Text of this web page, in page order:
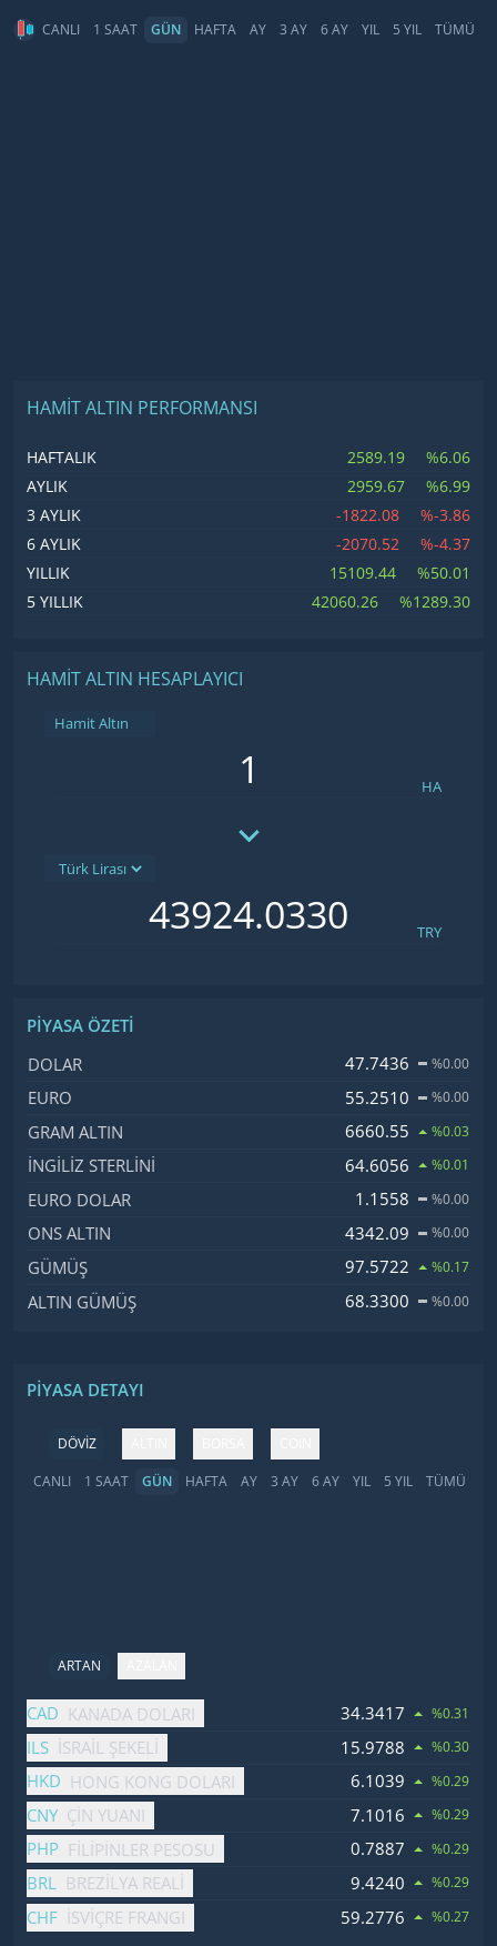
CANLI 1 SAAT GÜN HAFTA AY 3 AY 6 AY YIL 5 YIL TÜMÜ
HAMIT ALTIN PERFORMANSI
HAFTALIK 2589.19
%6.06
AYLIK
2959.67
%6.99
3 AYLIK
-1822.08
%-3.86
6 AYLIK
-2070.52
%-4.37
YILLIK
15109.44
%50.01
5 YILLIK
42060.26 %1289.30
HAMIT ALTIN HESAPLAYICI
Hamit Altın
HA
TRY
PIYASA ÖZETI
İsim, Kod
DOLAR 47.7436 %0.00
EURO 55.2510 %0.00
GRAM ALTIN 6660.55 %0.03
İNGILIZ STERLINI 64.6056 %0.01
EURO DOLAR 1.1558 %0.00
ONS ALTIN 4342.09 %0.00
GÜMÜŞ 97.5722 %0.17
ALTIN GÜMÜŞ 68.3300 %0.00
PIYASA DETAYI
DÖVİZ
CANLI
1 SAAT GÜN HAFTA AY 3 AY 6 AY YIL 5 YIL TÜMÜ
ARTAN
İsim FiyatDeğişim
CAD KANADA DOLARI 34.3417 %0.31
ILS İSRAIL ŞEKELI 15.9788 %0.30
HKD HONG KONG DOLARI 6.1039 %0.29
CNY ÇIN YUANI 7.1016 %0.29
PHP FILIPINLER PESOSU 0.7887 %0.29
BRL BREZILYA REALI 9.4240 %0.29
CHF İSVIÇRE FRANGI 59.2776 %0.27